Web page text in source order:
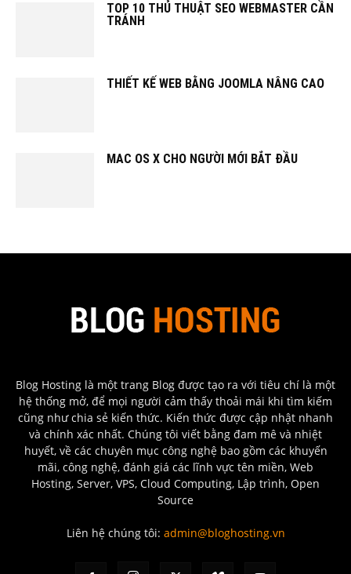
TOP 10 THỦ THUẬT SEO WEBMASTER CẦN
TRÁNH
THIẾT KẾ WEB BẰNG JOOMLA NÂNG CAO
MAC OS X CHO NGƯỜI MỚI BẮT ĐẦU
Blog Hosting là một trang Blog được tạo ra với tiêu chí là một
hệ thống mở, để mọi người cảm thấy thoải mái khi tìm kiếm
cũng như chia sẻ kiến thức. Kiến thức được cập nhật nhanh
và chính xác nhất. Chúng tôi viết bằng đam mê và nhiệt
huyết, về các chuyên mục công nghệ bao gồm các khuyến
mãi, công nghệ, đánh giá các lĩnh vực tên miền, Web
Hosting, Server, VPS, Cloud Computing, Lập trình, Open
Source
Liên hệ chúng tôi: admin@bloghosting.vn